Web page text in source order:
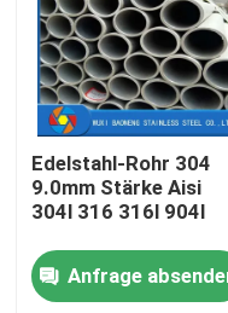
Nach Hause
Über uns
Edelstahl-Rohr 304
9.0mm Stärke Aisi
304l 316 316l 904l
Anfrage